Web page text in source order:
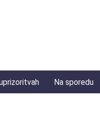
Na sporedu